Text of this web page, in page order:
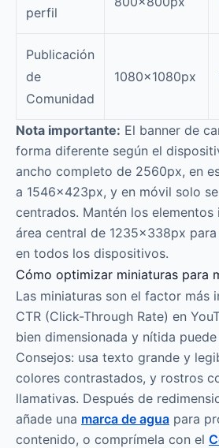
perfil
Publicación
de
Comunidad
1080×1080px
Nota importante: El banner de
forma diferente según el
ancho completo de 2560px, en
a 1546×423px, y en móvil solo
centrados. Mantén los
área central de 1235×338px
en todos los dispositivos.
Cómo optimizar miniaturas para
Las miniaturas son el factor más
CTR (Click-Through Rate) en
bien dimensionada y nítida
Consejos: usa texto grande y
colores contrastados, y rostros
llamativas. Después de
añade una marca de agua para
contenido, o comprímela con el